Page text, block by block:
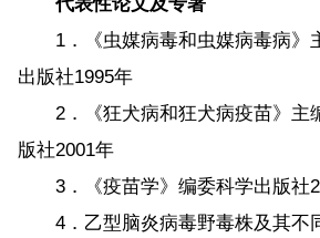
1．《虫媒病毒和虫媒病毒病》
出版社1995年
2．《狂犬病和狂犬病疫苗》主
版社2001年
3．《疫苗学》编委科学出版社
4．乙型脑炎病毒野毒株及其不